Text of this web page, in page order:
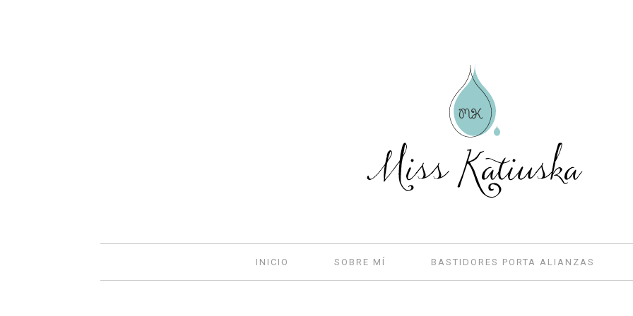
INICIO SOBRE MÍ BASTIDORES PORTA ALIANZAS